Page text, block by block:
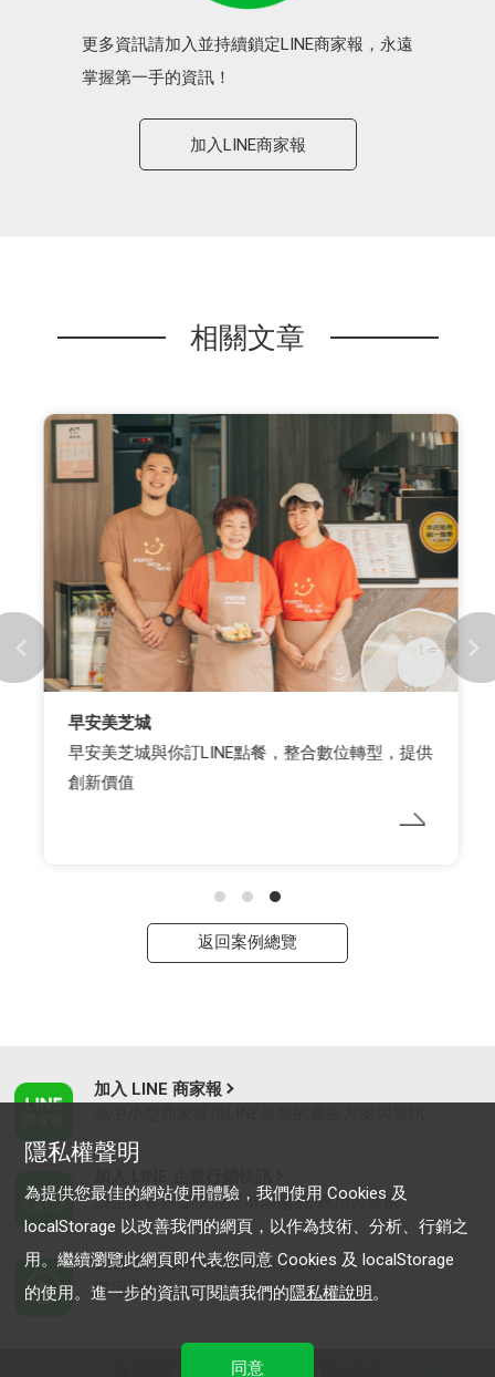
更多資訊請加入並持續鎖定LINE商家報，永遠
掌握第一手的資訊！
加入LINE商家報
相關文章
早安美芝城
早安美芝城與你訂LINE點餐，整合數位轉型，提供
創新價值
返回案例總覽
加入 LINE 商家報
為企業客戶提供最新市場趨勢, 應用與案例
LINE Biz-Solutions YouTube
實用教學、成功案例等多樣化影音內容
服務條款
隱私權聲明
為提供您最佳的網站使用體驗，我們使用 Cookies 及
localStorage 以改善我們的網頁，以作為技術、分析、行銷之
用。繼續瀏覽此網頁即代表您同意 Cookies 及 localStorage
的使用。進一步的資訊可閱讀我們的隱私權說明。
同意